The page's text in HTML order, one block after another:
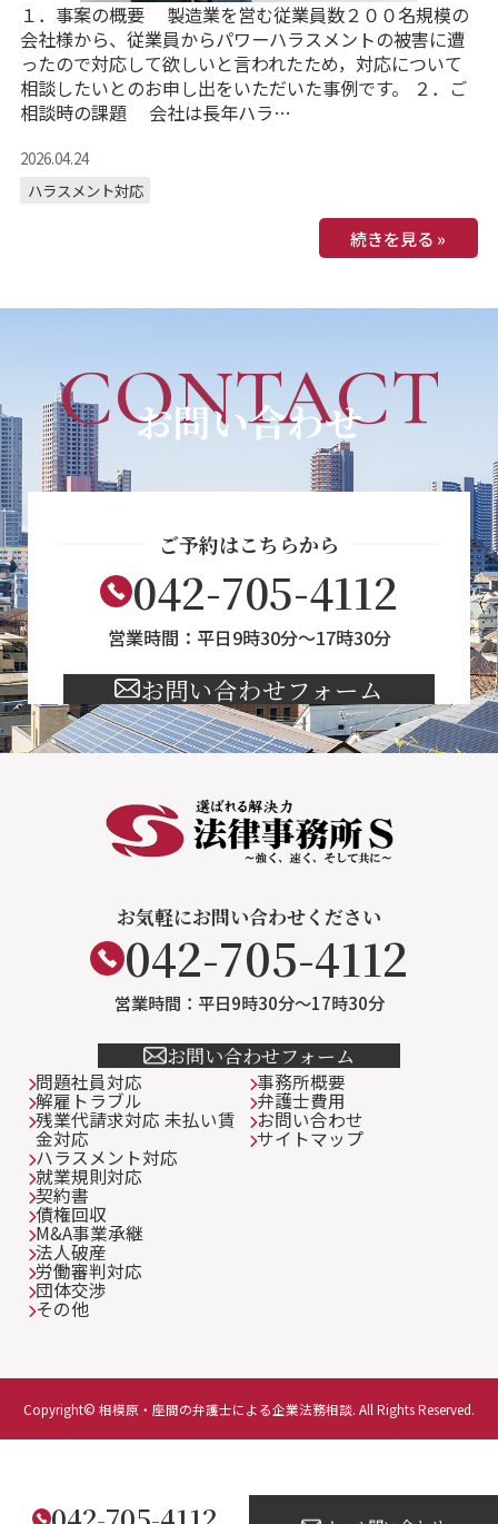
１．事案の概要 製造業を営む従業員数２００名規模の
会社様から、従業員からパワーハラスメントの被害に遭
ったので対応して欲しいと言われたため，対応について
相談したいとのお申し出をいただいた事例です。 ２．ご
相談時の課題 会社は長年ハラ…
2026.04.24
ハラスメント対応
続きを見る »
お問い合わせ
CONTACT
ご予約はこちらから
042-705-4112
営業時間：平日9時30分～17時30分
お問い合わせフォーム
お気軽にお問い合わせください
042-705-4112
営業時間：平日9時30分～17時30分
お問い合わせフォーム
問題社員対応
解雇トラブル
残業代請求対応 未払い賃
金対応
ハラスメント対応
就業規則対応
契約書
債権回収
M&A事業承継
法人破産
労働審判対応
団体交渉
その他
事務所概要
弁護士費用
お問い合わせ
サイトマップ
Copyright© 相模原・座間の弁護士による企業法務相談. All Rights Reserved.